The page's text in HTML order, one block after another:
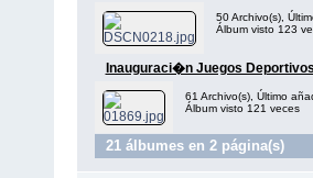
50 Archivo(s),
Álbum visto 123
Inauguraci�n Juegos
61 Archivo(s), Último
Álbum visto 121 veces
21 álbumes en 2 página(s)